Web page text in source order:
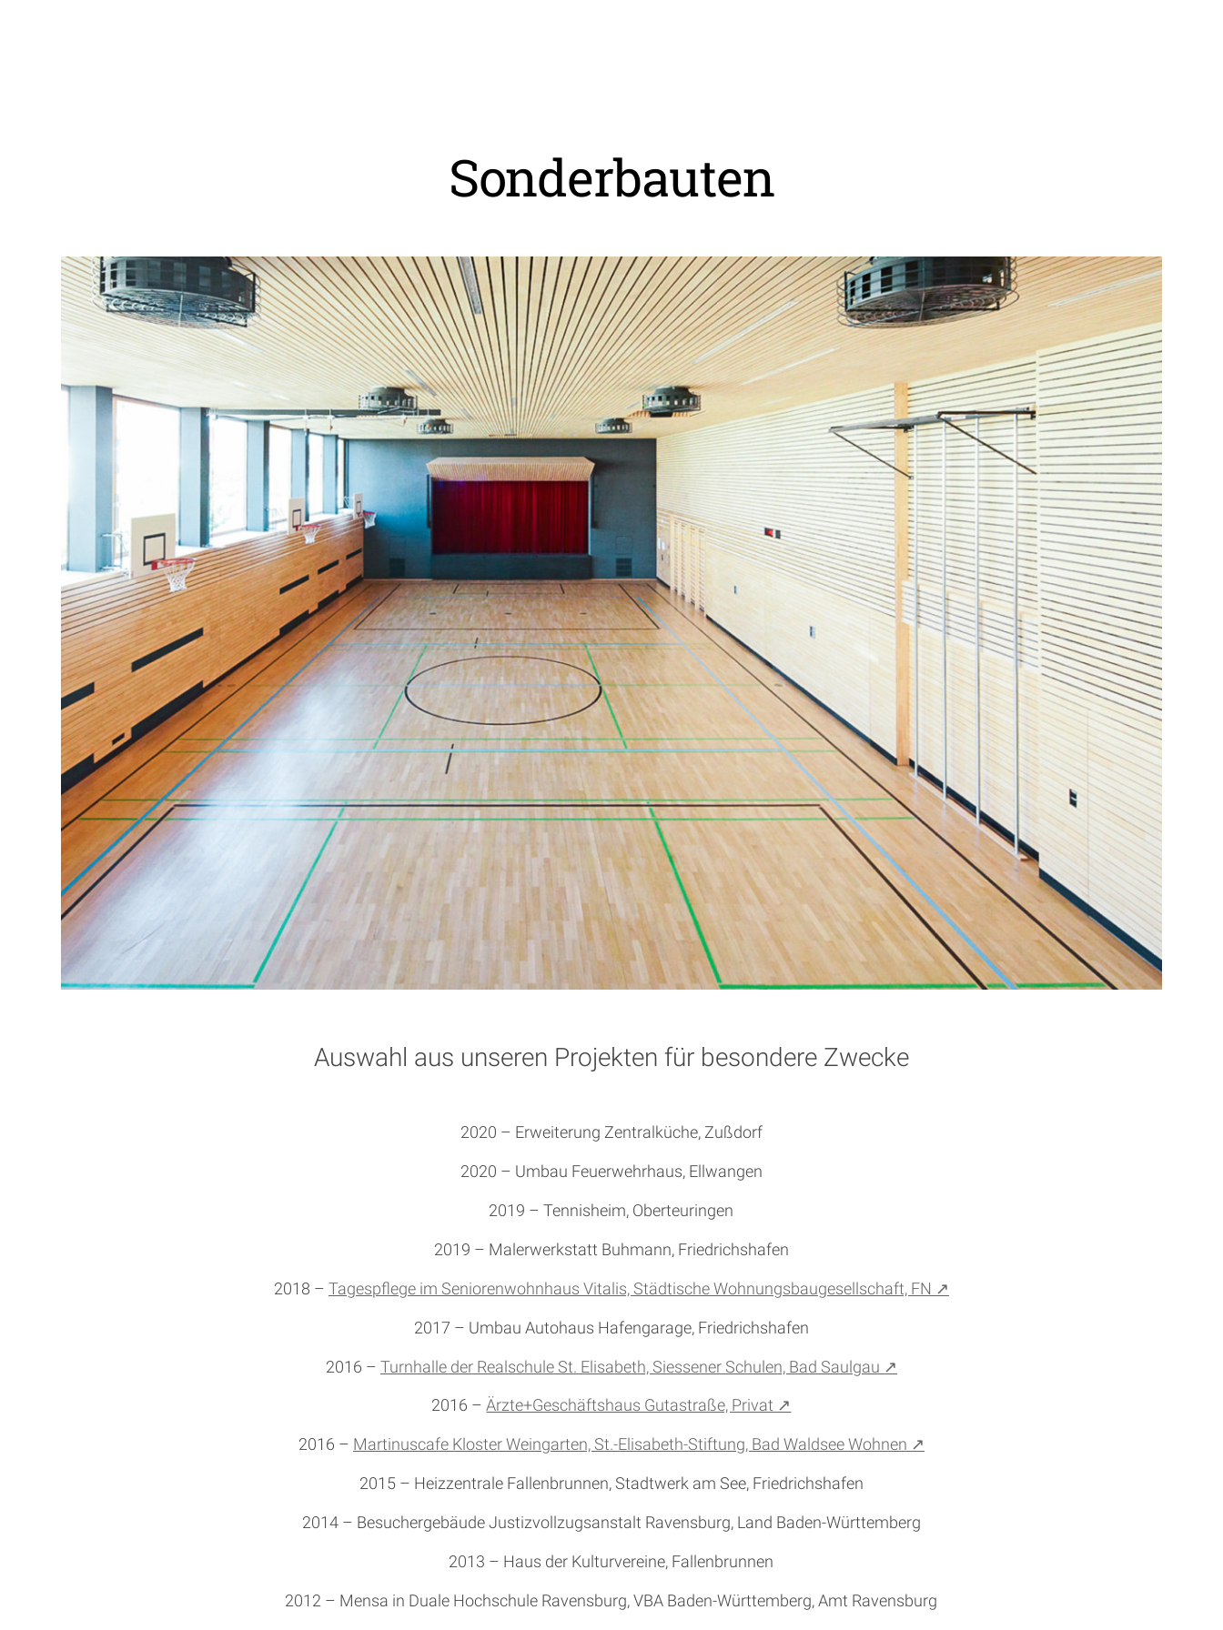
Sonderbauten
Auswahl aus unseren Projekten für besondere Zwecke
2020 – Erweiterung Zentralküche, Zußdorf
2020 – Umbau Feuerwehrhaus, Ellwangen
2019 – Tennisheim, Oberteuringen
2019 – Malerwerkstatt Buhmann, Friedrichshafen
2018 – Tagespflege im Seniorenwohnhaus Vitalis, Städtische Wohnungsbaugesellschaft, FN ↗
2017 – Umbau Autohaus Hafengarage, Friedrichshafen
2016 – Turnhalle der Realschule St. Elisabeth, Siessener Schulen, Bad Saulgau ↗
2016 –Ärzte+Geschäftshaus Gutastraße, Privat ↗
2016 – Martinuscafe Kloster Weingarten, St.-Elisabeth-Stiftung, Bad Waldsee Wohnen ↗
2015 – Heizzentrale Fallenbrunnen, Stadtwerk am See, Friedrichshafen
2014 – Besuchergebäude Justizvollzugsanstalt Ravensburg, Land Baden-Württemberg
2013 – Haus der Kulturvereine, Fallenbrunnen
2012 – Mensa in Duale Hochschule Ravensburg, VBA Baden-Württemberg, Amt Ravensburg